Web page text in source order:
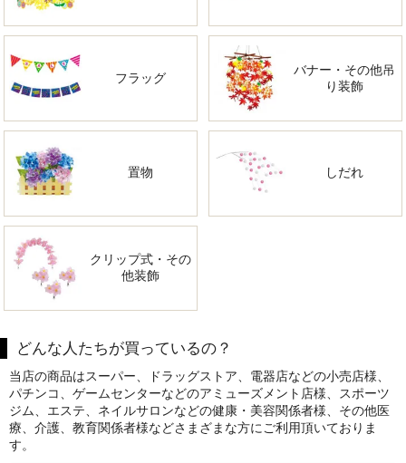
フラッグ
バナー・その他吊
り装飾
置物 しだれ
クリップ式・その
他装飾
どんな人たちが買っているの？
当店の商品はスーパー、ドラッグストア、電器店などの小売店様、
パチンコ、ゲームセンターなどのアミューズメント店様、スポーツ
ジム、エステ、ネイルサロンなどの健康・美容関係者様、その他医
療、介護、教育関係者様などさまざまな方にご利用頂いておりま
す。